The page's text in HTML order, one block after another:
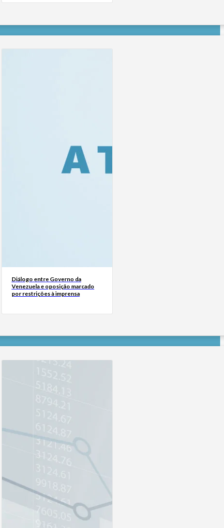
Diálogo entre Governo da
Venezuela e oposição marcado
por restrições à imprensa